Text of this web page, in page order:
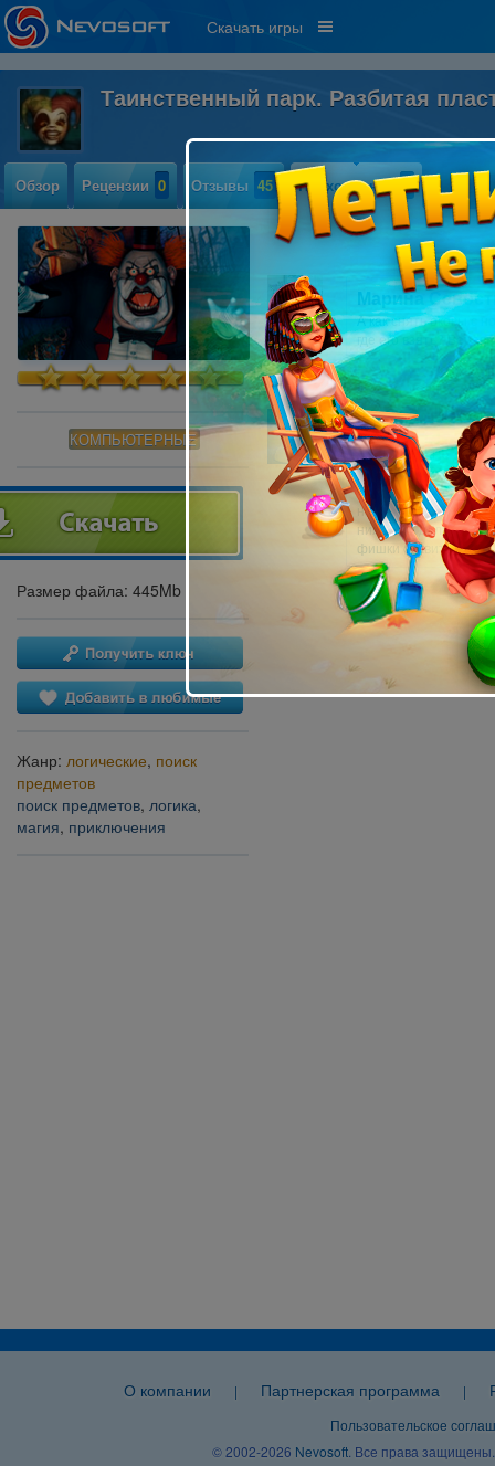
Скачать игры
Таинственный парк. Разбитая
Обзор Рецензии 0 Отзывы 45 Прохождение 2
КОМПЬЮТЕРНЫЕ
Размер файла: 445Mb
Жанр: логические, поиск
предметов
поиск предметов, логика,
магия, приключения
Марина
А как снять оковы с
где его взять?
Кряква
застряла))) Не
половинками лиц.
половине. я
нажимаю и получаю
них... Что делать то?
фишки ставить?
О компании | Партнерская программа |
Пользовательское
© 2002-2026 Nevosoft . Все права защищены